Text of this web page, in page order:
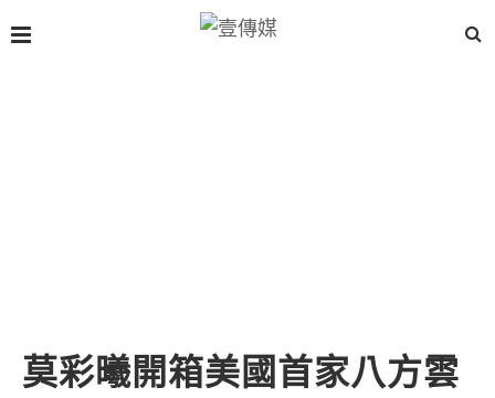
莫彩曦開箱美國首家八方雲